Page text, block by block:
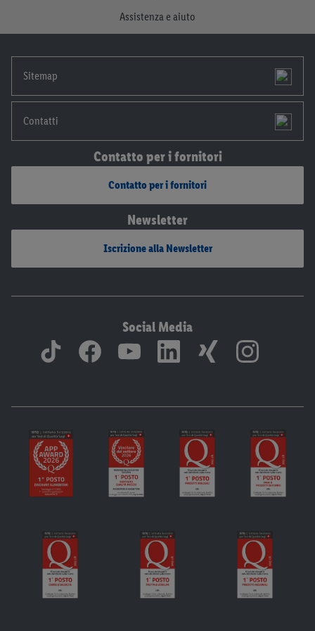
Assistenza e aiuto
Sitemap
Contatti
Contatto per i fornitori
Contatto per i fornitori
Newsletter
Iscrizione alla Newsletter
Social Media